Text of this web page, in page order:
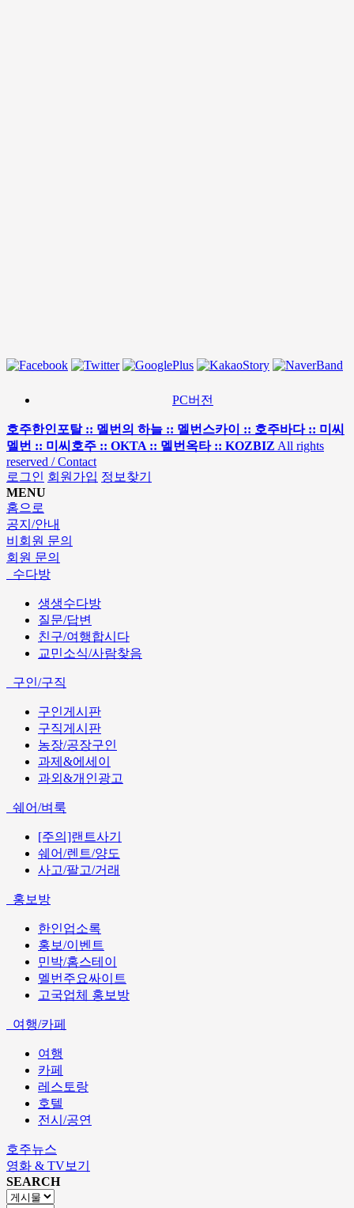
PC버전
호주한인포탈 :: 멜번의 하늘 :: 멜번스카이 :: 호주바다 :: 미씨
멜번 :: 미씨호주 :: OKTA :: 멜번옥타 :: KOZBIZ All rights
reserved / Contact
로그인 회원가입 정보찾기
MENU
홈으로
공지/안내
비회원 문의
회원 문의
수다방
생생수다방
질문/답변
친구/여행합시다
교민소식/사람찾음
구인/구직
구인게시판
구직게시판
농장/공장구인
과제&에세이
과외&개인광고
쉐어/벼룩
[주의]랜트사기
쉐어/렌트/양도
사고/팔고/거래
홍보방
한인업소록
홍보/이벤트
민박/홈스테이
멜번주요싸이트
고국업체 홍보방
여행/카페
여행
카페
레스토랑
호텔
전시/공연
호주뉴스
영화 & TV보기
SEARCH